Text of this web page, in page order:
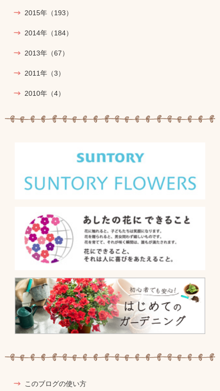
2015年 （193）
2014年 （184）
2013年 （67）
2011年 （3）
2010年 （4）
このブログの使い方